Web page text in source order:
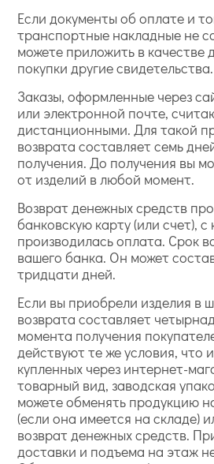
Если документы об оплате и
транспортные накладные не
можете приложить в качестве
покупки другие свидетельства.
Заказы, оформленные через
или электронной почте,
дистанционными. Для такой
возврата составляет семь
получения. До получения вы
от изделий в любой момент.
Возврат денежных средств
банковскую карту (или счет), с
производилась оплата. Срок
вашего банка. Он может
тридцати дней.
Если вы приобрели изделия в
возврата составляет
момента получения
действуют те же условия, что
купленных через интернет-
товарный вид, заводская
можете обменять продукцию
(если она имеется на складе)
возврат денежных средств.
доставки и подъема на этаж